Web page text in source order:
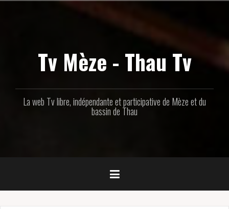
Tv Mèze - Thau Tv
La web Tv libre, indépendante et participative de Mèze et du
bassin de Thau